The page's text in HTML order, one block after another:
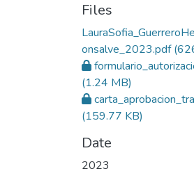
Files
onsalve_2023.pdf
(1.24 MB)
(159.77 KB)
Date
2023